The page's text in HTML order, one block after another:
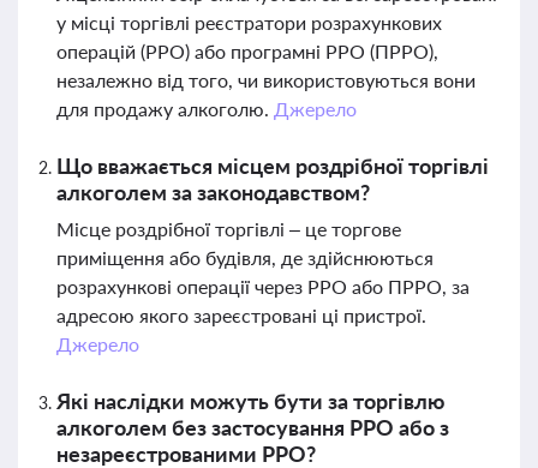
у місці торгівлі реєстратори розрахункових
операцій (РРО) або програмні РРО (ПРРО),
незалежно від того, чи використовуються вони
для продажу алкоголю. Джерело
Що вважається місцем роздрібної торгівлі
алкоголем за законодавством?
Місце роздрібної торгівлі – це торгове
приміщення або будівля, де здійснюються
розрахункові операції через РРО або ПРРО, за
адресою якого зареєстровані ці пристрої.
Джерело
Які наслідки можуть бути за торгівлю
алкоголем без застосування РРО або з
незареєстрованими РРО?